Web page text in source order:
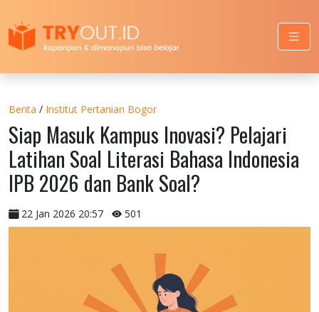
Berita / Institut Pertanian Bogor
Siap Masuk Kampus Inovasi? Pelajari
Latihan Soal Literasi Bahasa Indonesia
IPB 2026 dan Bank Soal?
22 Jan 2026 20:57 501